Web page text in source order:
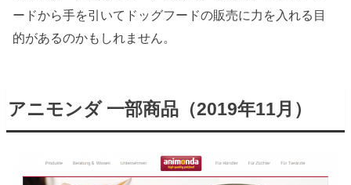
ードから手を引いてドッグフードの販売に力を入れる目
的があるのかもしれません。
アニモンダ 一部商品（2019年11月）